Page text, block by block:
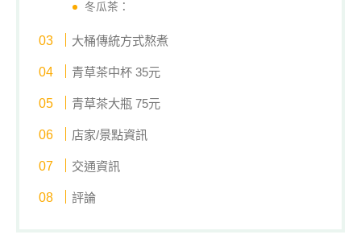
冬瓜茶：
大桶傳統方式熬煮
青草茶中杯 35元
青草茶大瓶 75元
店家/景點資訊
交通資訊
評論